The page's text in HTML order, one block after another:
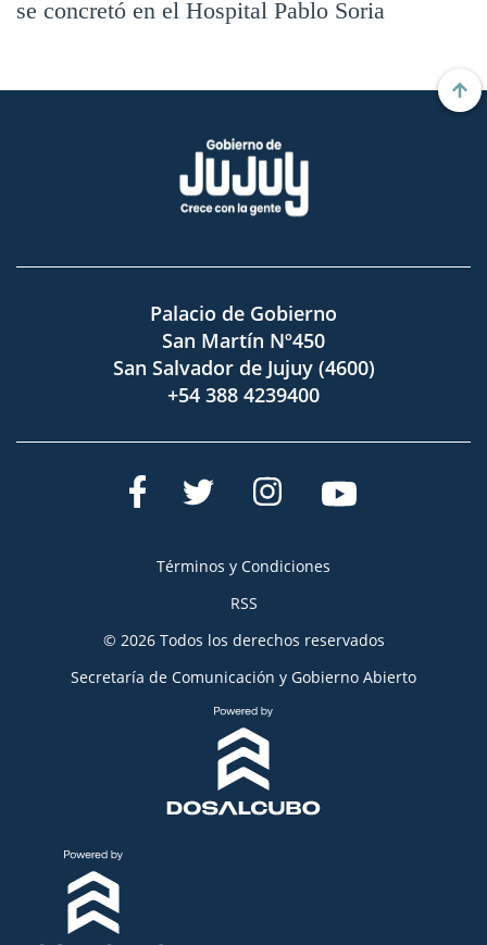
se concretó en el Hospital Pablo Soria
Palacio de Gobierno
San Martín Nº450
San Salvador de Jujuy (4600)
+54 388 4239400
Términos y Condiciones
RSS
© 2026 Todos los derechos reservados
Secretaría de Comunicación y Gobierno Abierto